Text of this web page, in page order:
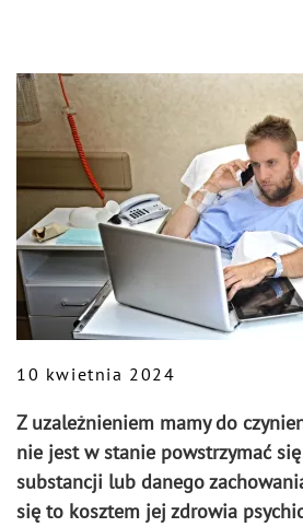
10 kwietnia 2024
Z uzależnieniem mamy do
nie jest w stanie powstrzymać
substancji lub danego
się to kosztem jej zdrowia